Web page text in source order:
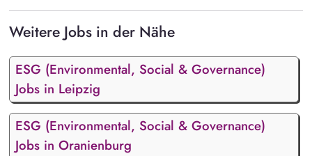
Weitere Jobs in der Nähe
ESG (Environmental, Social & Governance)
Jobs in Leipzig
ESG (Environmental, Social & Governance)
Jobs in Oranienburg